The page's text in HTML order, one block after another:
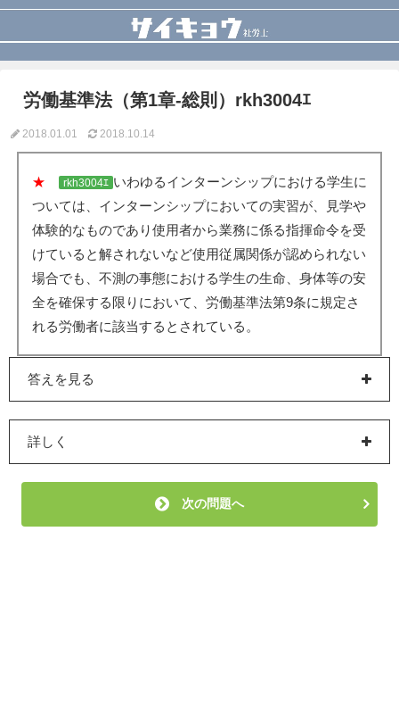
労働基準法（第1章-総則）rkh3004ｴ
2018.01.01 2018.10.14
★ rkh3004ｴ いわゆるインターンシップにおける学生に
ついては、インターンシップにおいての実習が、見学や
体験的なものであり使用者から業務に係る指揮命令を受
けていると解されないなど使用従属関係が認められない
場合でも、不測の事態における学生の生命、身体等の安
全を確保する限りにおいて、労働基準法第9条に規定さ
れる労働者に該当するとされている。
答えを見る
詳しく
次の問題へ